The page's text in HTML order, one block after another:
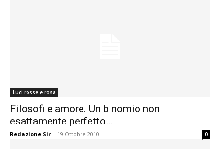
Luci rosse e rosa
Filosofi e amore. Un binomio non
esattamente perfetto…
Redazione Sir - 19 Ottobre 2010 0